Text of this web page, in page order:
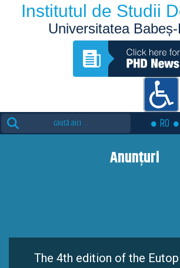
Institutul de Studii
Universitatea
Search
for:
RO
Anunțuri
The 4th edition of the